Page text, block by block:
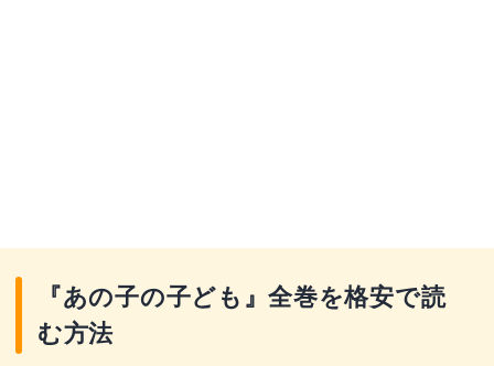
『あの子の子ども』全巻を格安で読
む方法